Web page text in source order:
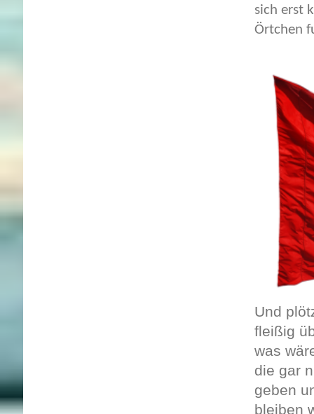
sich erst
Örtchen
Und
fleißig
was
die gar
geben
bleiben